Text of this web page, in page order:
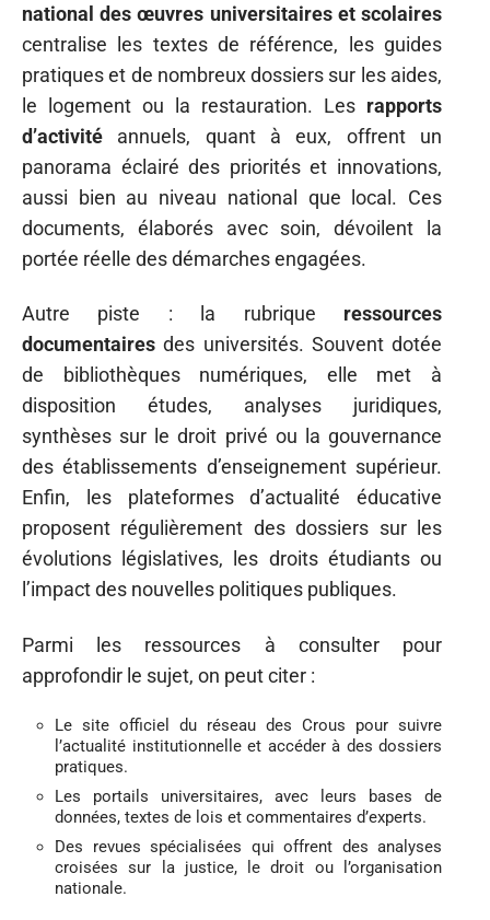
national des œuvres universitaires et scolaires
centralise les textes de référence, les guides
pratiques et de nombreux dossiers sur les aides,
le logement ou la restauration. Les rapports
d’activité annuels, quant à eux, offrent un
panorama éclairé des priorités et innovations,
aussi bien au niveau national que local. Ces
documents, élaborés avec soin, dévoilent la
portée réelle des démarches engagées.
Autre piste : la rubrique ressources
documentaires des universités. Souvent dotée
de bibliothèques numériques, elle met à
disposition études, analyses juridiques,
synthèses sur le droit privé ou la gouvernance
des établissements d’enseignement supérieur.
Enfin, les plateformes d’actualité éducative
proposent régulièrement des dossiers sur les
évolutions législatives, les droits étudiants ou
l’impact des nouvelles politiques publiques.
Parmi les ressources à consulter pour
approfondir le sujet, on peut citer :
Le site officiel du réseau des Crous pour suivre
l’actualité institutionnelle et accéder à des dossiers
pratiques.
Les portails universitaires, avec leurs bases de
données, textes de lois et commentaires d’experts.
Des revues spécialisées qui offrent des analyses
croisées sur la justice, le droit ou l’organisation
nationale.